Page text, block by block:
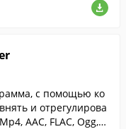
с помощью ко
и отрегулирова
AAC, FLAC, Ogg, A